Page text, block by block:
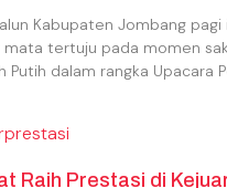
Kabupaten Jombang
mata tertuju pada momen
Putih dalam rangka Upacara
Raih Prestasi di